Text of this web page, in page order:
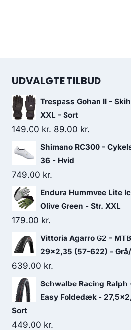
UDVALGTE TILBUD
Trespass Gohan II -
XXL - Sort
149.00kr. Original
price
was:
89.00 kr.
price
Shimano RC300 -
36 - Hvid
749.00 kr.
Endura Hummvee Lite
Olive Green - Str. XXL
179.00 kr.
Vittoria Agarro G2 -
29x2,35 (57-622) -
639.00 kr.
Schwalbe Racing Ralph
Easy Foldedæk -
Sort
449.00 kr.